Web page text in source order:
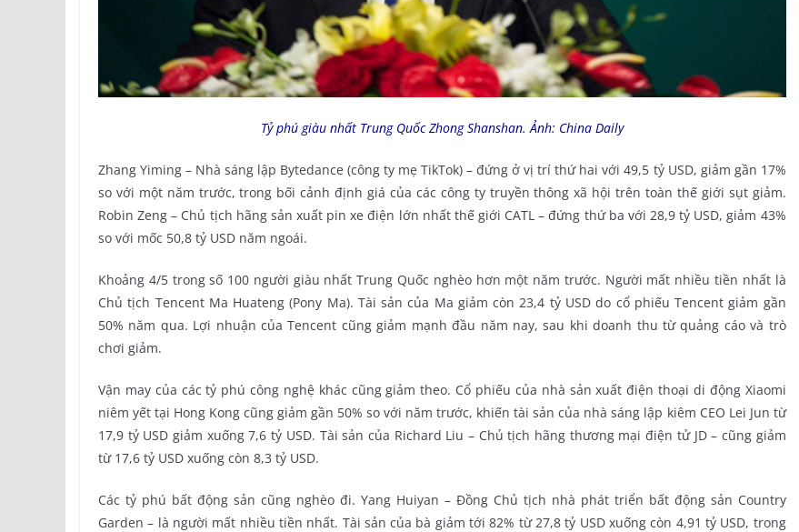
Tỷ phú giàu nhất Trung Quốc Zhong Shanshan. Ảnh: China Daily
Zhang Yiming – Nhà sáng lập Bytedance (công ty mẹ TikTok) – đứng ở vị trí thứ hai với 49,5 tỷ USD, giảm gần 17%
so với một năm trước, trong bối cảnh định giá của các công ty truyền thông xã hội trên toàn thế giới sụt giảm.
Robin Zeng – Chủ tịch hãng sản xuất pin xe điện lớn nhất thế giới CATL – đứng thứ ba với 28,9 tỷ USD, giảm 43%
so với mốc 50,8 tỷ USD năm ngoái.
Khoảng 4/5 trong số 100 người giàu nhất Trung Quốc nghèo hơn một năm trước. Người mất nhiều tiền nhất là
Chủ tịch Tencent Ma Huateng (Pony Ma). Tài sản của Ma giảm còn 23,4 tỷ USD do cổ phiếu Tencent giảm gần
50% năm qua. Lợi nhuận của Tencent cũng giảm mạnh đầu năm nay, sau khi doanh thu từ quảng cáo và trò
chơi giảm.
Vận may của các tỷ phú công nghệ khác cũng giảm theo. Cổ phiếu của nhà sản xuất điện thoại di động Xiaomi
niêm yết tại Hong Kong cũng giảm gần 50% so với năm trước, khiến tài sản của nhà sáng lập kiêm CEO Lei Jun từ
17,9 tỷ USD giảm xuống 7,6 tỷ USD. Tài sản của Richard Liu – Chủ tịch hãng thương mại điện tử JD – cũng giảm
từ 17,6 tỷ USD xuống còn 8,3 tỷ USD.
Các tỷ phú bất động sản cũng nghèo đi. Yang Huiyan – Đồng Chủ tịch nhà phát triển bất động sản Country
Garden – là người mất nhiều tiền nhất. Tài sản của bà giảm tới 82% từ 27,8 tỷ USD xuống còn 4,91 tỷ USD, trong